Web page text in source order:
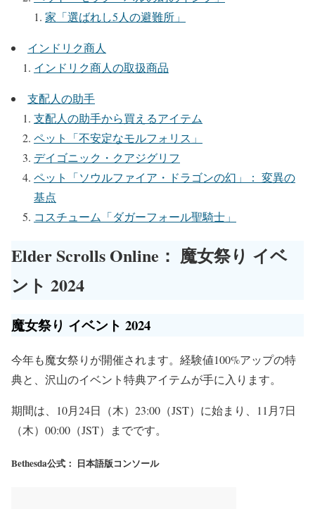
家「選ばれし5人の避難所」
インドリク商人
インドリク商人の取扱商品
支配人の助手
支配人の助手から買えるアイテム
ペット「不安定なモルフォリス」
デイゴニック・クアジグリフ
ペット「ソウルファイア・ドラゴンの幻」： 変異の
基点
コスチューム「ダガーフォール聖騎士」
Elder Scrolls Online： 魔女祭り イベ
ント 2024
魔女祭り イベント 2024
今年も魔女祭りが開催されます。経験値100%アップの特
典と、沢山のイベント特典アイテムが手に入ります。
期間は、10月24日（木）23:00（JST）に始まり、11月7日
（木）00:00（JST）までです。
Bethesda公式： 日本語版コンソール